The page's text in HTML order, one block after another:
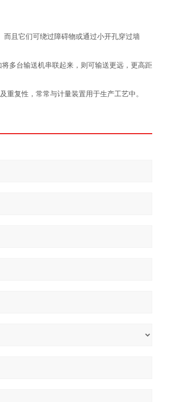
且它们可绕过障碍物或通过小开孔穿过墙
多台输送机串联起来，则可输送更远，更高距
复性，常常与计量装置用于生产工艺中。